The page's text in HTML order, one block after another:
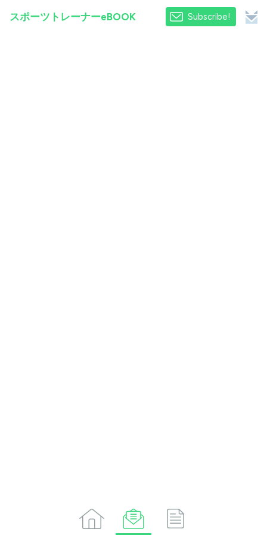
スポーツトレーナーeBOOK Subscribe!